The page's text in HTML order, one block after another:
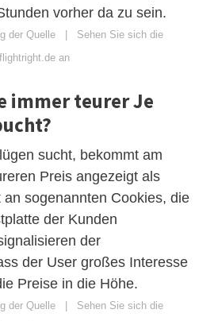
vorher da zu sein.
der Quelle | Sehen Sie sich die
an
immer teurer Je
sucht, bekommt am
Preis angezeigt als
sogenannten Cookies, die
der Kunden
der
der User großes Interesse
Preise in die Höhe.
der Quelle | Sehen Sie sich die